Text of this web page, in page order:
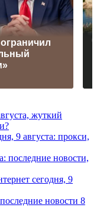
жуткий
9 августа: прокси,
последние новости,
сегодня, 9
новости 8